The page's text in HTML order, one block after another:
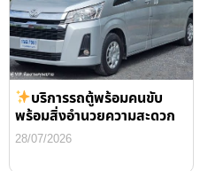
บริการรถตู้พร้อมคนขับ
พร้อมสิ่งอำนวยความสะดวก
28/07/2026